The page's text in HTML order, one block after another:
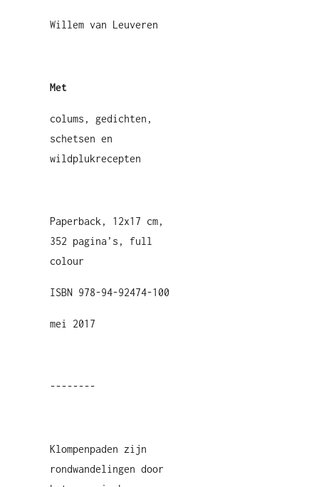
Willem van Leuveren
Met
colums, gedichten,
schetsen en
wildplukrecepten
Paperback, 12x17 cm,
352 pagina’s, full
colour
ISBN 978-94-92474-100
mei 2017
--------
Klompenpaden zijn
rondwandelingen door